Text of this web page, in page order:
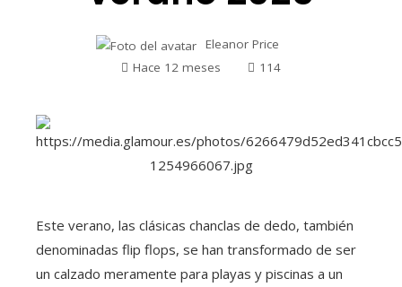
Eleanor Price
Hace 12 meses
114
Este verano, las clásicas chanclas de dedo, también
denominadas flip flops, se han transformado de ser
un calzado meramente para playas y piscinas a un